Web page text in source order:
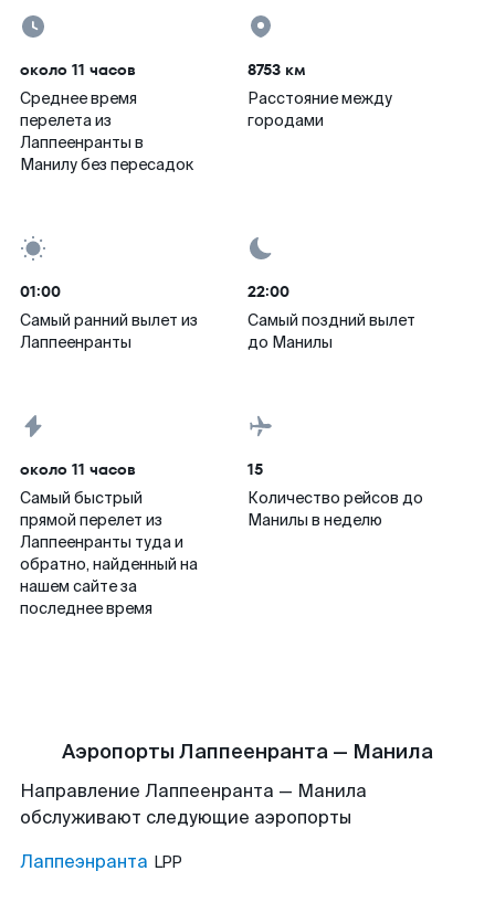
около 11 часов
Среднее время
перелета из
Лаппеенранты в
Манилу без пересадок
8753 км
Расстояние между
городами
01:00
Самый ранний вылет из
Лаппеенранты
22:00
Самый поздний вылет
до Манилы
около 11 часов
Самый быстрый
прямой перелет из
Лаппеенранты туда и
обратно, найденный на
нашем сайте за
последнее время
15
Количество рейсов до
Манилы в неделю
Аэропорты Лаппеенранта — Манила
Направление Лаппеенранта — Манила
обслуживают следующие аэропорты
Лаппеэнранта LPP